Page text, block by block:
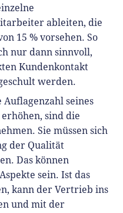
ableiten, die
15 % vorsehen. So
nur dann sinnvoll,
Kundenkontakt
werden.
Auflagenzahl seines
sind die
Sie müssen sich
der Qualität
Das können
sein. Ist das
kann der Vertrieb ins
und mit der